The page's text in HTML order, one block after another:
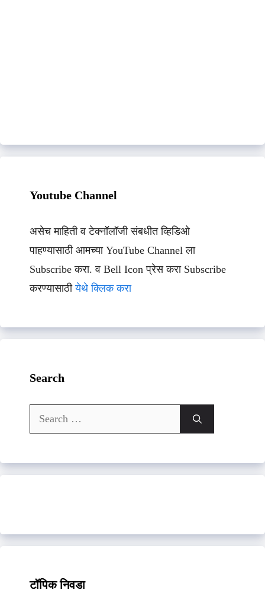
Youtube Channel
असेच माहिती व टेक्नॉलॉजी संबधीत व्हिडिओ
पाहण्यासाठी आमच्या YouTube Channel ला
Subscribe करा. व Bell Icon प्रेस करा Subscribe
करण्यासाठीयेथे क्लिक करा
Search
Search
for:
टॉपिक निवडा